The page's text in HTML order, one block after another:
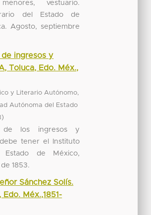
vestuario.
del Estado de
Agosto, septiembre
de ingresos y
Toluca, Edo. Méx.,
y Literario Autónomo,
Autónoma del Estado
)
de los ingresos y
tener el Instituto
Estado de México,
1853.
Sánchez Solís.
Edo. Méx.,1851-